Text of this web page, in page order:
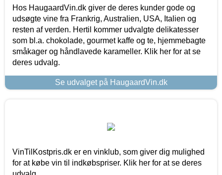
Hos HaugaardVin.dk giver de deres kunder gode og
udsøgte vine fra Frankrig, Australien, USA, Italien og
resten af verden. Hertil kommer udvalgte delikatesser
som bl.a. chokolade, gourmet kaffe og te, hjemmebagte
småkager og håndlavede karameller. Klik her for at se
deres udvalg.
Se udvalget på HaugaardVin.dk
VinTilKostpris.dk er en vinklub, som giver dig mulighed
for at købe vin til indkøbspriser. Klik her for at se deres